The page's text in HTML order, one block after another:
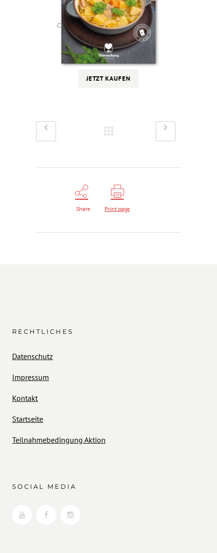
JETZT KAUFEN
Share Print page
RECHTLICHES
Datenschutz
Impressum
Kontakt
Startseite
Teilnahmebedingung Aktion
SOCIAL MEDIA